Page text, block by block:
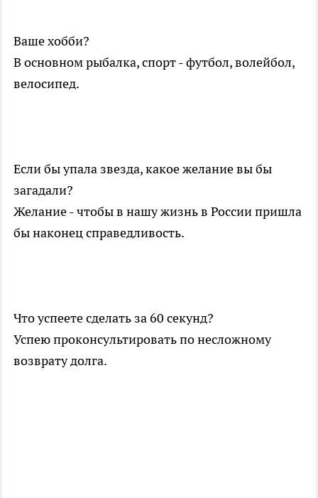
Ваше хобби?
В основном рыбалка, спорт - футбол, волейбол,
велосипед.
Если бы упала звезда, какое желание вы бы
загадали?
Желание - чтобы в нашу жизнь в России пришла
бы наконец справедливость.
Что успеете сделать за 60 секунд?
Успею проконсультировать по несложному
возврату долга.